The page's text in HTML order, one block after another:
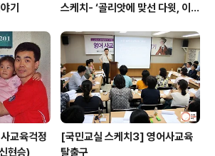
기
스케치- ‘골리앗에 맞선 다윗, 이계
교육걱정
현승)
[국민교실 스케치3] 영어사교육
탈출구